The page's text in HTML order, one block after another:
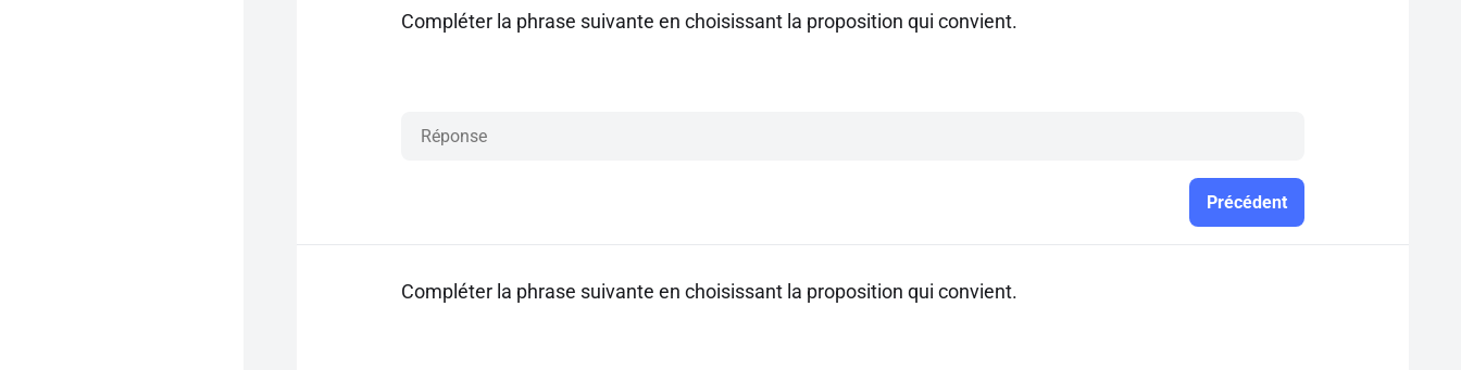
Compléter la phrase suivante en choisissant la proposition qui convient.
Précédent
Compléter la phrase suivante en choisissant la proposition qui convient.